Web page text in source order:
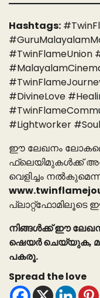
Hashtags:
#TwinFlameUnion
#DivineLove
#Lightworker
ഈ ലേഖനം
ഫ്ലെയിമുകൾക്ക്
വെളിച്ചം
പ്ലാറ്റ്‌ഫോമിലൂടെ
നിങ്ങൾക്ക് ഈ
ഷെയർ ചെയ്യുക,
പകരൂ.
Spread the love